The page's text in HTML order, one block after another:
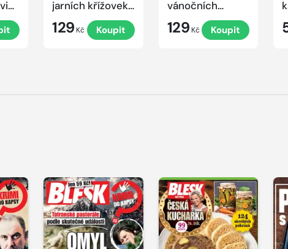
jarních křížovek
129 Kč Koupit
vánočních
křížovek 2025
129 Kč Koupit